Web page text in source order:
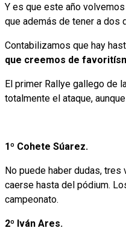
Y es que este año
que además de tener a dos
Contabilizamos que hay
que creemos de
El primer Rallye gallego de
totalmente el ataque,
1º Cohete Súarez.
No puede haber dudas,
caerse hasta del pódium.
campeonato.
2º Iván Ares.